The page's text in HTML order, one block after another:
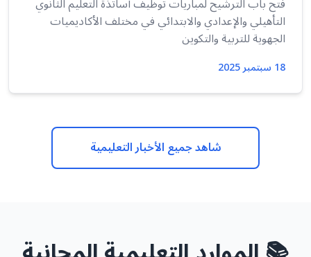
التأهيلي والإعدادي والابتدائي في مختلف الأكاديميات
الجهوية للتربية والتكوين
18 سبتمبر 2025
شاهد جميع الأخبار التعليمية